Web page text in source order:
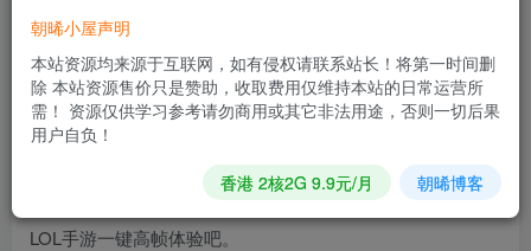
【图文介绍】
《LOL手游一键高帧》是一款游戏工具软件，这款软件可以
帮助用户进行调整英雄联盟手游的画质，让玩家享受高清的
画质，简单的操作方式，一键就能够帮助用户改变画质，免
费的使用方式，解锁90/120帧高帧率模式，舒爽的游戏体
验，给你带来不一样的完美画质体验，有兴趣的快来下载
LOL手游一键高帧体验吧。
朝晞小屋声明
本站资源均来源于互联网，如有侵权请联系站长！将第一时间删
除 本站资源售价只是赞助，收取费用仅维持本站的日常运营所
需！ 资源仅供学习参考请勿商用或其它非法用途，否则一切后果
用户自负！
香港 2核2G 9.9元/月 朝晞博客